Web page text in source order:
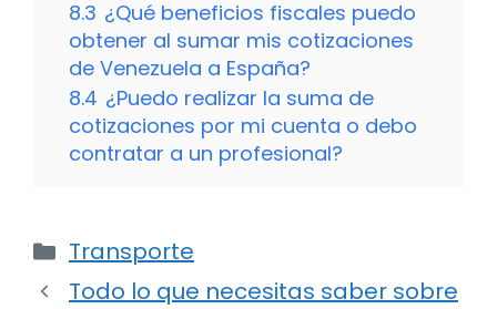
8.3 ¿Qué beneficios fiscales puedo
obtener al sumar mis cotizaciones
de Venezuela a España?
8.4 ¿Puedo realizar la suma de
cotizaciones por mi cuenta o debo
contratar a un profesional?
Categorías
Transporte
Todo lo que necesitas saber sobre